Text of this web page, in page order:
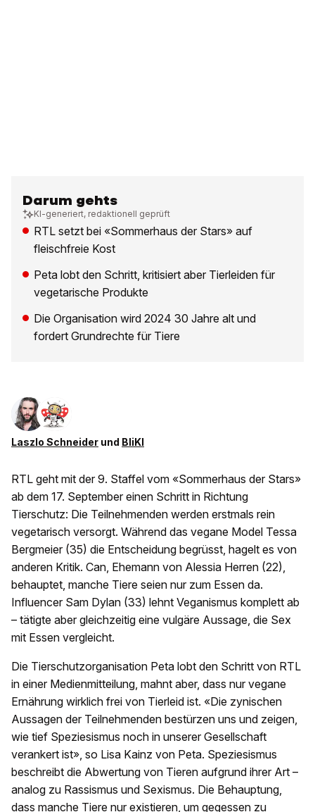
Darum gehts
KI-generiert, redaktionell geprüft
RTL setzt bei «Sommerhaus der Stars» auf
fleischfreie Kost
Peta lobt den Schritt, kritisiert aber Tierleiden für
vegetarische Produkte
Die Organisation wird 2024 30 Jahre alt und
fordert Grundrechte für Tiere
Laszlo Schneider und BliKI
RTL geht mit der 9. Staffel vom «Sommerhaus der Stars»
ab dem 17. September einen Schritt in Richtung
Tierschutz: Die Teilnehmenden werden erstmals rein
vegetarisch versorgt. Während das vegane Model Tessa
Bergmeier (35) die Entscheidung begrüsst, hagelt es von
anderen Kritik. Can, Ehemann von Alessia Herren (22),
behauptet, manche Tiere seien nur zum Essen da.
Influencer Sam Dylan (33) lehnt Veganismus komplett ab
– tätigte aber gleichzeitig eine vulgäre Aussage, die Sex
mit Essen vergleicht.
Die Tierschutzorganisation Peta lobt den Schritt von RTL
in einer Medienmitteilung, mahnt aber, dass nur vegane
Ernährung wirklich frei von Tierleid ist. «Die zynischen
Aussagen der Teilnehmenden bestürzen uns und zeigen,
wie tief Speziesismus noch in unserer Gesellschaft
verankert ist», so Lisa Kainz von Peta. Speziesismus
beschreibt die Abwertung von Tieren aufgrund ihrer Art –
analog zu Rassismus und Sexismus. Die Behauptung,
dass manche Tiere nur existieren, um gegessen zu